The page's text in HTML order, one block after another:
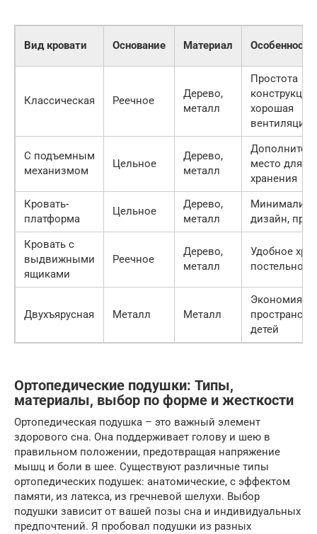
Вид кровати Основание Материал Особенности
Классическая Реечное
Дерево,
металл
Простота
конструкции,
хорошая
вентиляция
С подъемным
механизмом
Цельное
Дерево,
металл
место для
хранения
Кровать-
платформа
Цельное
Дерево,
металл
дизайн,
Кровать с
выдвижными
ящиками
Реечное
Дерево,
металл
Удобное
Двухъярусная Металл Металл
Экономия
детей
Ортопедические подушки: Типы,
материалы, выбор по форме и жесткости
Ортопедическая подушка – это важный элемент
здорового сна. Она поддерживает голову и шею в
правильном положении, предотвращая напряжение
мышц и боли в шее. Существуют различные типы
ортопедических подушек: анатомические, с эффектом
памяти, из латекса, из гречневой шелухи. Выбор
подушки зависит от вашей позы сна и индивидуальных
предпочтений. Я пробовал подушки из разных